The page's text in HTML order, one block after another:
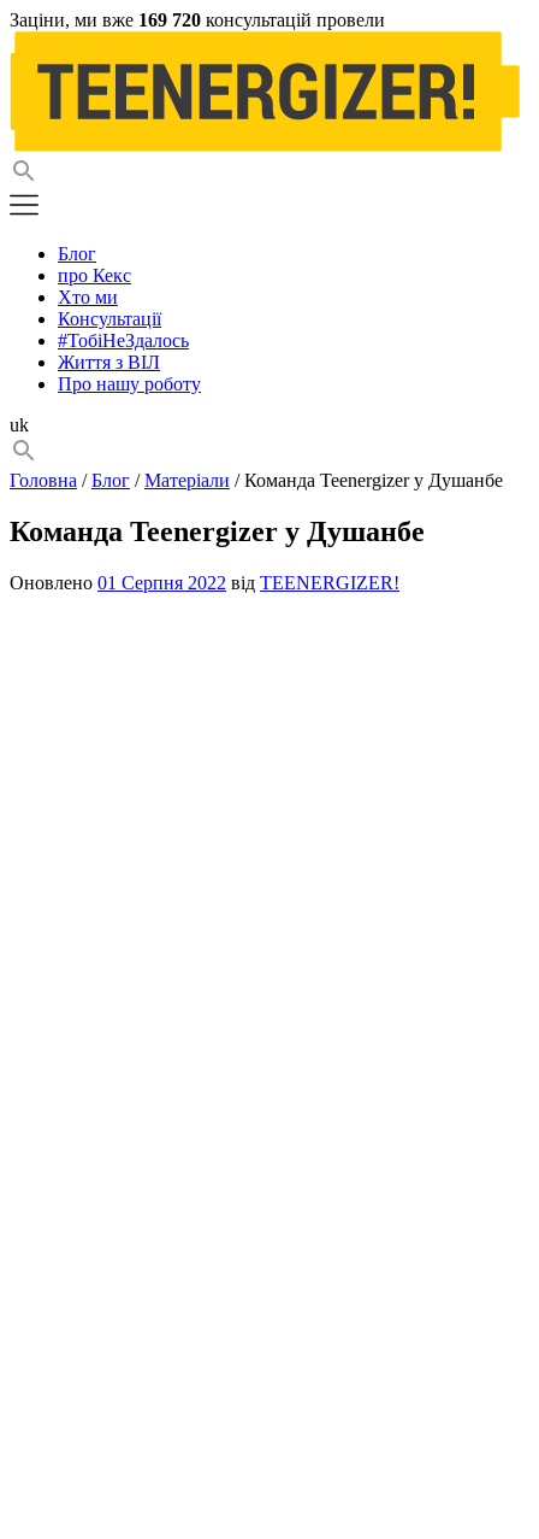
Заціни, ми вже 169 720 консультацій провели
Блог
про Кекс
Хто ми
Консультації
#ТобіНеЗдалось
Життя з ВІЛ
Про нашу роботу
uk
Головна /Блог /Матеріали / Команда Teenergizer у Душанбе
Команда Teenergizer у Душанбе
Оновлено 01 Серпня 2022 від TEENERGIZER!